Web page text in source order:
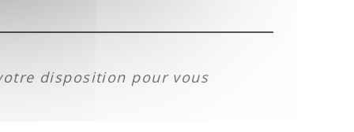
disposition pour vous